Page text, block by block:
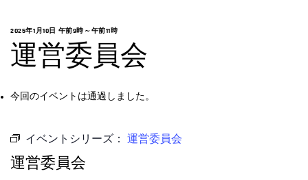
2025年1月10日 午前9時 ～午前11時
運営委員会
今回のイベントは通過しました。
イベントシリーズ： 運営委員会
運営委員会